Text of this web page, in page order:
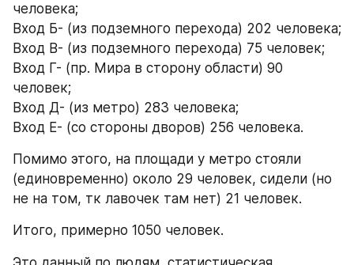
человека;
Вход Б- (из подземного перехода) 202 человека;
Вход В- (из подземного перехода) 75 человек;
Вход Г- (пр. Мира в сторону области) 90
человек;
Вход Д- (из метро) 283 человека;
Вход Е- (со стороны дворов) 256 человека.
Помимо этого, на площади у метро стояли
(единовременно) около 29 человек, сидели (но
не на том, тк лавочек там нет) 21 человек.
Итого, примерно 1050 человек.